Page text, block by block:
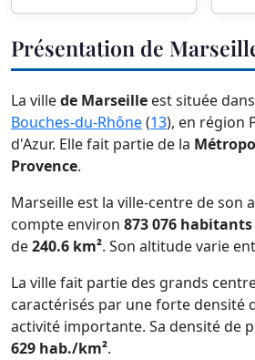
Présentation de
La villede Marseille est située
Bouches-du-Rhône(13), en région
d'Azur. Elle fait partie de la
Provence.
Marseille est la ville-centre de son
compte environ 873 076 habitants
de240.6 km². Son altitude varie
La ville fait partie des grands
caractérisés par une forte densité
activité importante. Sa densité de
629 hab./km².